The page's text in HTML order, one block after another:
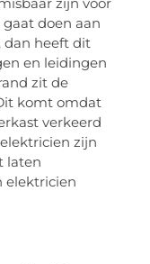
doen aan
dan heeft dit
en leidingen
zit de
komt omdat
verkeerd
zijn
laten
elektricien